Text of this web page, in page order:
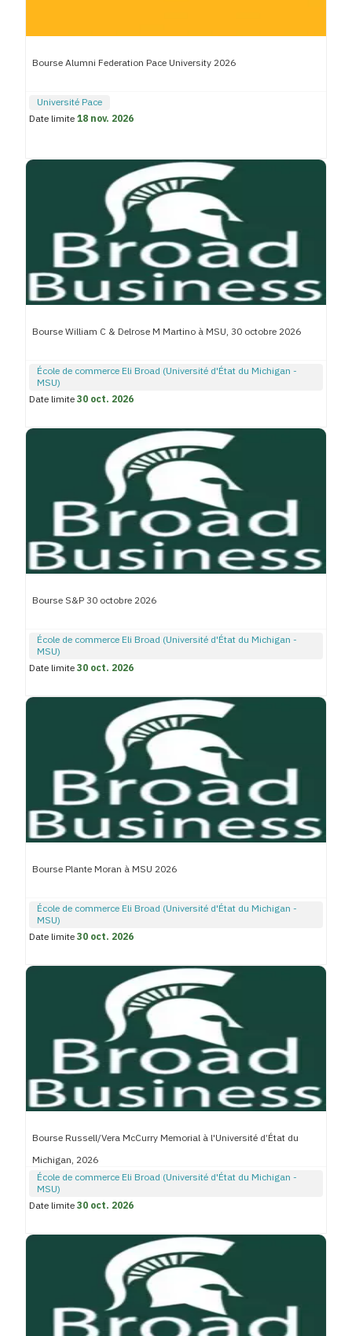
Bourse Alumni Federation Pace University 2026
Université Pace
Date limite18 nov. 2026
Bourse William C & Delrose M Martino à MSU, 30 octobre 2026
École de commerce Eli Broad (Université d'État du Michigan -
MSU)
Date limite30 oct. 2026
Bourse S&P 30 octobre 2026
École de commerce Eli Broad (Université d'État du Michigan -
MSU)
Date limite30 oct. 2026
Bourse Plante Moran à MSU 2026
École de commerce Eli Broad (Université d'État du Michigan -
MSU)
Date limite30 oct. 2026
Bourse Russell/Vera McCurry Memorial à l'Université d’État du
Michigan, 2026
École de commerce Eli Broad (Université d'État du Michigan -
MSU)
Date limite30 oct. 2026